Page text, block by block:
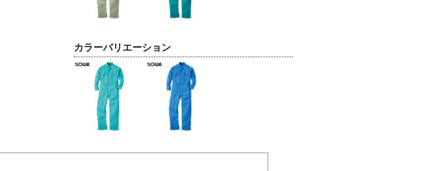
カラーバリエーション